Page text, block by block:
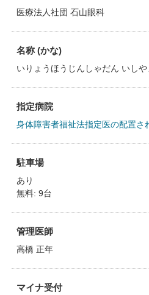
医療法人社団 石山眼科
名称 (かな)
いりょうほうじんしゃだん いし
指定病院
身体障害者福祉法指定医の配置さ
駐車場
あり
無料: 9台
管理医師
高橋 正年
マイナ受付